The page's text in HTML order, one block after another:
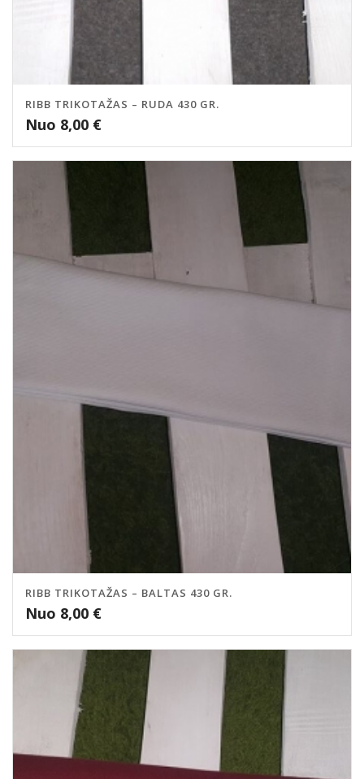
RIBB TRIKOTAŽAS – RUDA 430 GR.
Nuo 8,00 €
RIBB TRIKOTAŽAS – BALTAS 430 GR.
Nuo 8,00 €